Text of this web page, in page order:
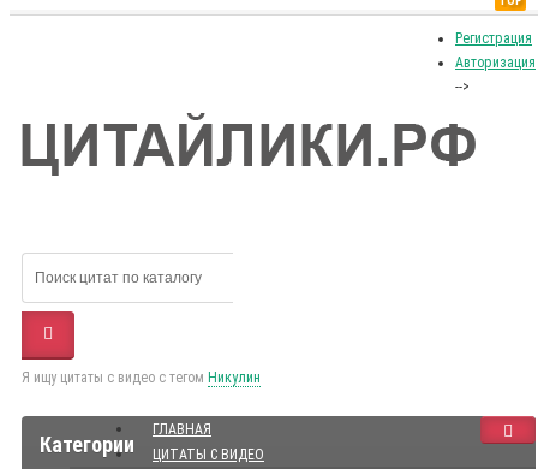
Регистрация
Авторизация
-->
Я ищу цитаты с видео с тегом Никулин
Категории
ГЛАВНАЯ
ЦИТАТЫ С ВИДЕО